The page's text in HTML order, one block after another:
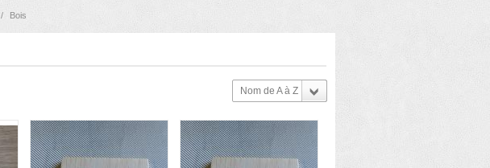
/ Bois
Nom de A à Z